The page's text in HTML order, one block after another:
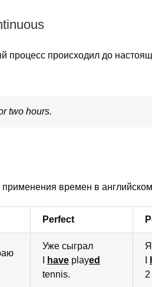
процесс происходил до
two hours.
времен в
Perfect
Уже сыграл
have played
tennis.